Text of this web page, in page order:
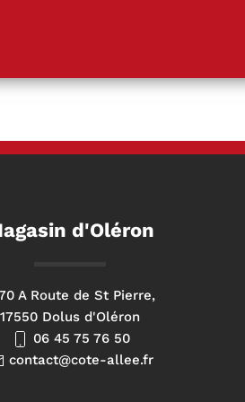
d'Oléron
A Route de St Pierre,
17550 Dolus d'Oléron
06 45 75 76 50
contact@cote-allee.fr